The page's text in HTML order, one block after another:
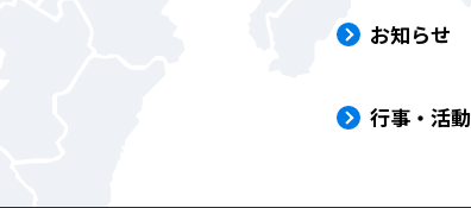
お知らせ
行事・活動